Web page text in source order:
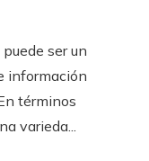
ser un
información
términos
varieda...